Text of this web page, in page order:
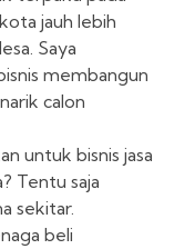
jauh lebih
Saya
membangun
calon
untuk bisnis jasa
Tentu saja
sekitar.
beli